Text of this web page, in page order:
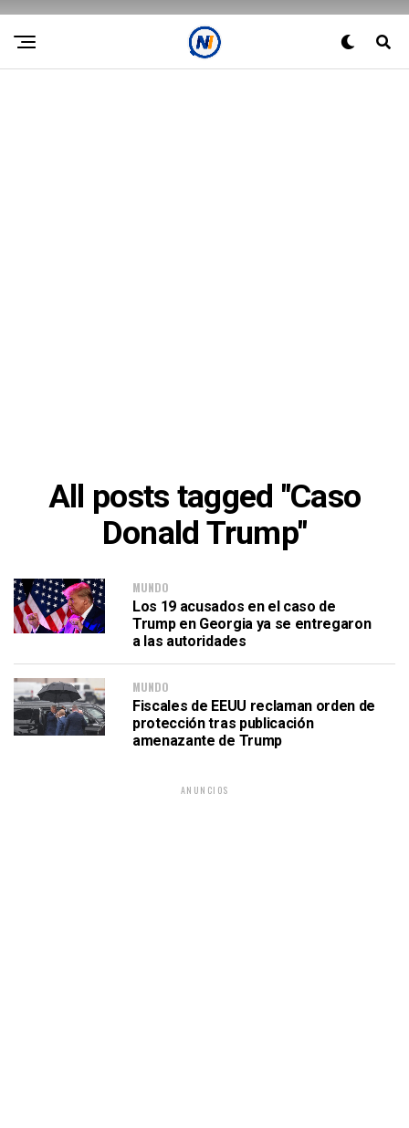
All posts tagged "Caso
Donald Trump"
MUNDO
Los 19 acusados en el caso de
Trump en Georgia ya se entregaron
a las autoridades
MUNDO
Fiscales de EEUU reclaman orden de
protección tras publicación
amenazante de Trump
ANUNCIOS